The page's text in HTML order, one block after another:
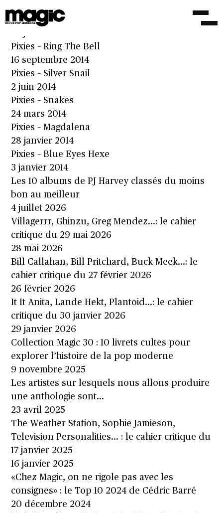
critique du 26 juin 2026
Pixies – Ring The Bell
16 septembre 2014
Pixies – Silver Snail
2 juin 2014
Pixies – Snakes
24 mars 2014
Pixies – Magdalena
28 janvier 2014
Pixies – Blue Eyes Hexe
3 janvier 2014
Les 10 albums de PJ Harvey classés du moins
bon au meilleur
4 juillet 2026
Villagerrr, Ghinzu, Greg Mendez…: le cahier
critique du 29 mai 2026
28 mai 2026
Bill Callahan, Bill Pritchard, Buck Meek…: le
cahier critique du 27 février 2026
26 février 2026
It It Anita, Lande Hekt, Plantoid…: le cahier
critique du 30 janvier 2026
29 janvier 2026
Collection Magic 30 : 10 livrets cultes pour
explorer l’histoire de la pop moderne
9 novembre 2025
Les artistes sur lesquels nous allons produire
une anthologie sont…
23 avril 2025
The Weather Station, Sophie Jamieson,
Television Personalities… : le cahier critique du
17 janvier 2025
16 janvier 2025
«Chez Magic, on ne rigole pas avec les
consignes» : le Top 10 2024 de Cédric Barré
20 décembre 2024